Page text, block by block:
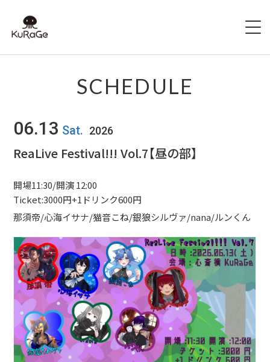
SCHEDULE
HALL INFO
CONTACT
SCHEDULE
06.13 Sat. 2026
ReaLive Festival!!! Vol.7【昼の部】
開場11:30/開演 12:00
Ticket:3000円+1ドリンク600円
那須帝/心海イサナ/猫音こね/銀狼シルヴァ/nana/ルンくん